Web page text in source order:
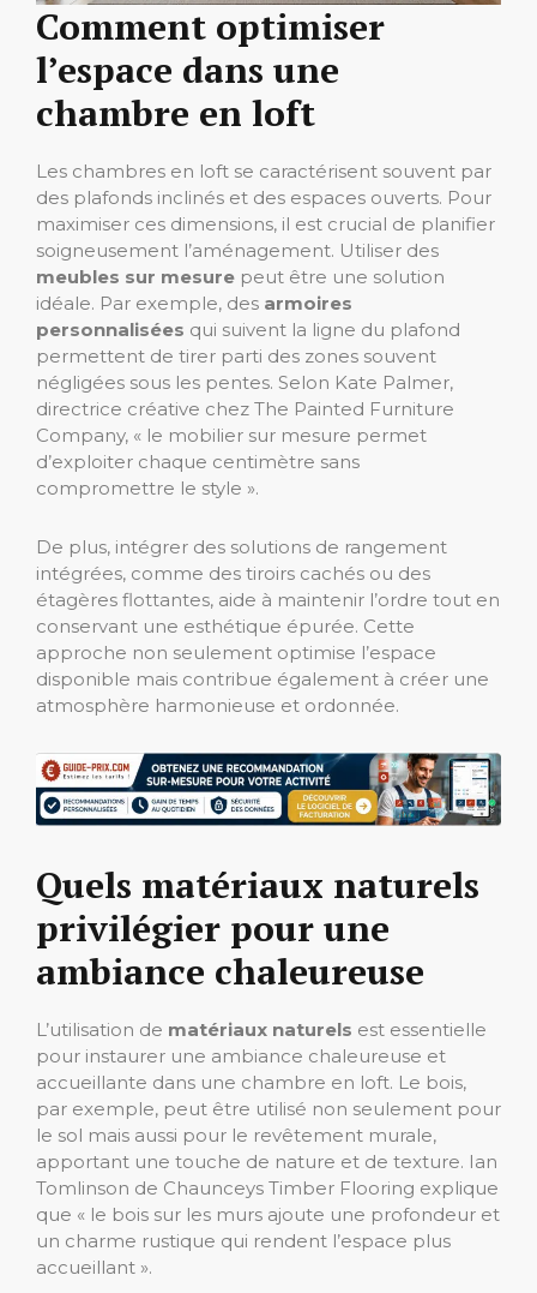
Comment optimiser
l’espace dans une
chambre en loft
Les chambres en loft se caractérisent souvent par
des plafonds inclinés et des espaces ouverts. Pour
maximiser ces dimensions, il est crucial de planifier
soigneusement l’aménagement. Utiliser des
meubles sur mesure peut être une solution
idéale. Par exemple, des armoires
personnalisées qui suivent la ligne du plafond
permettent de tirer parti des zones souvent
négligées sous les pentes. Selon Kate Palmer,
directrice créative chez The Painted Furniture
Company, « le mobilier sur mesure permet
d’exploiter chaque centimètre sans
compromettre le style ».
De plus, intégrer des solutions de rangement
intégrées, comme des tiroirs cachés ou des
étagères flottantes, aide à maintenir l’ordre tout en
conservant une esthétique épurée. Cette
approche non seulement optimise l’espace
disponible mais contribue également à créer une
atmosphère harmonieuse et ordonnée.
Quels matériaux naturels
privilégier pour une
ambiance chaleureuse
L’utilisation de matériaux naturels est essentielle
pour instaurer une ambiance chaleureuse et
accueillante dans une chambre en loft. Le bois,
par exemple, peut être utilisé non seulement pour
le sol mais aussi pour le revêtement murale,
apportant une touche de nature et de texture. Ian
Tomlinson de Chaunceys Timber Flooring explique
que « le bois sur les murs ajoute une profondeur et
un charme rustique qui rendent l’espace plus
accueillant ».